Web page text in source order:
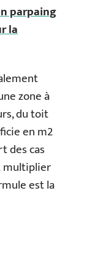
parpaing
la
zone à
du toit
en m2
des cas
multiplier
est la